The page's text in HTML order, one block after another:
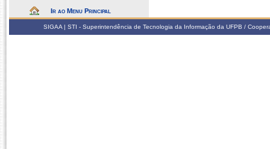
Ir ao Menu Principal
SIGAA | STI - Superintendência de Tecnologia da Informação da UFPB /